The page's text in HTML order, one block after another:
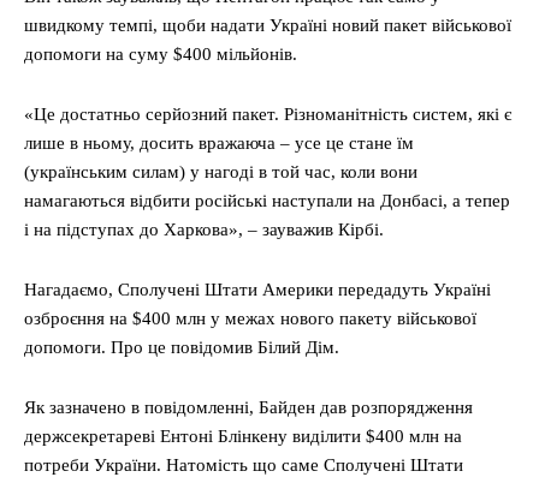
швидкому темпі, щоби надати Україні новий пакет військової
допомоги на суму $400 мільйонів.
«Це достатньо серйозний пакет. Різноманітність систем, які є
лише в ньому, досить вражаюча – усе це стане їм
(українським силам) у нагоді в той час, коли вони
намагаються відбити російські наступали на Донбасі, а тепер
і на підступах до Харкова», – зауважив Кірбі.
Нагадаємо, Сполучені Штати Америки передадуть Україні
озброєння на $400 млн у межах нового пакету військової
допомоги. Про це повідомив Білий Дім.
Як зазначено в повідомленні, Байден дав розпорядження
держсекретареві Ентоні Блінкену виділити $400 млн на
потреби України. Натомість що саме Сполучені Штати